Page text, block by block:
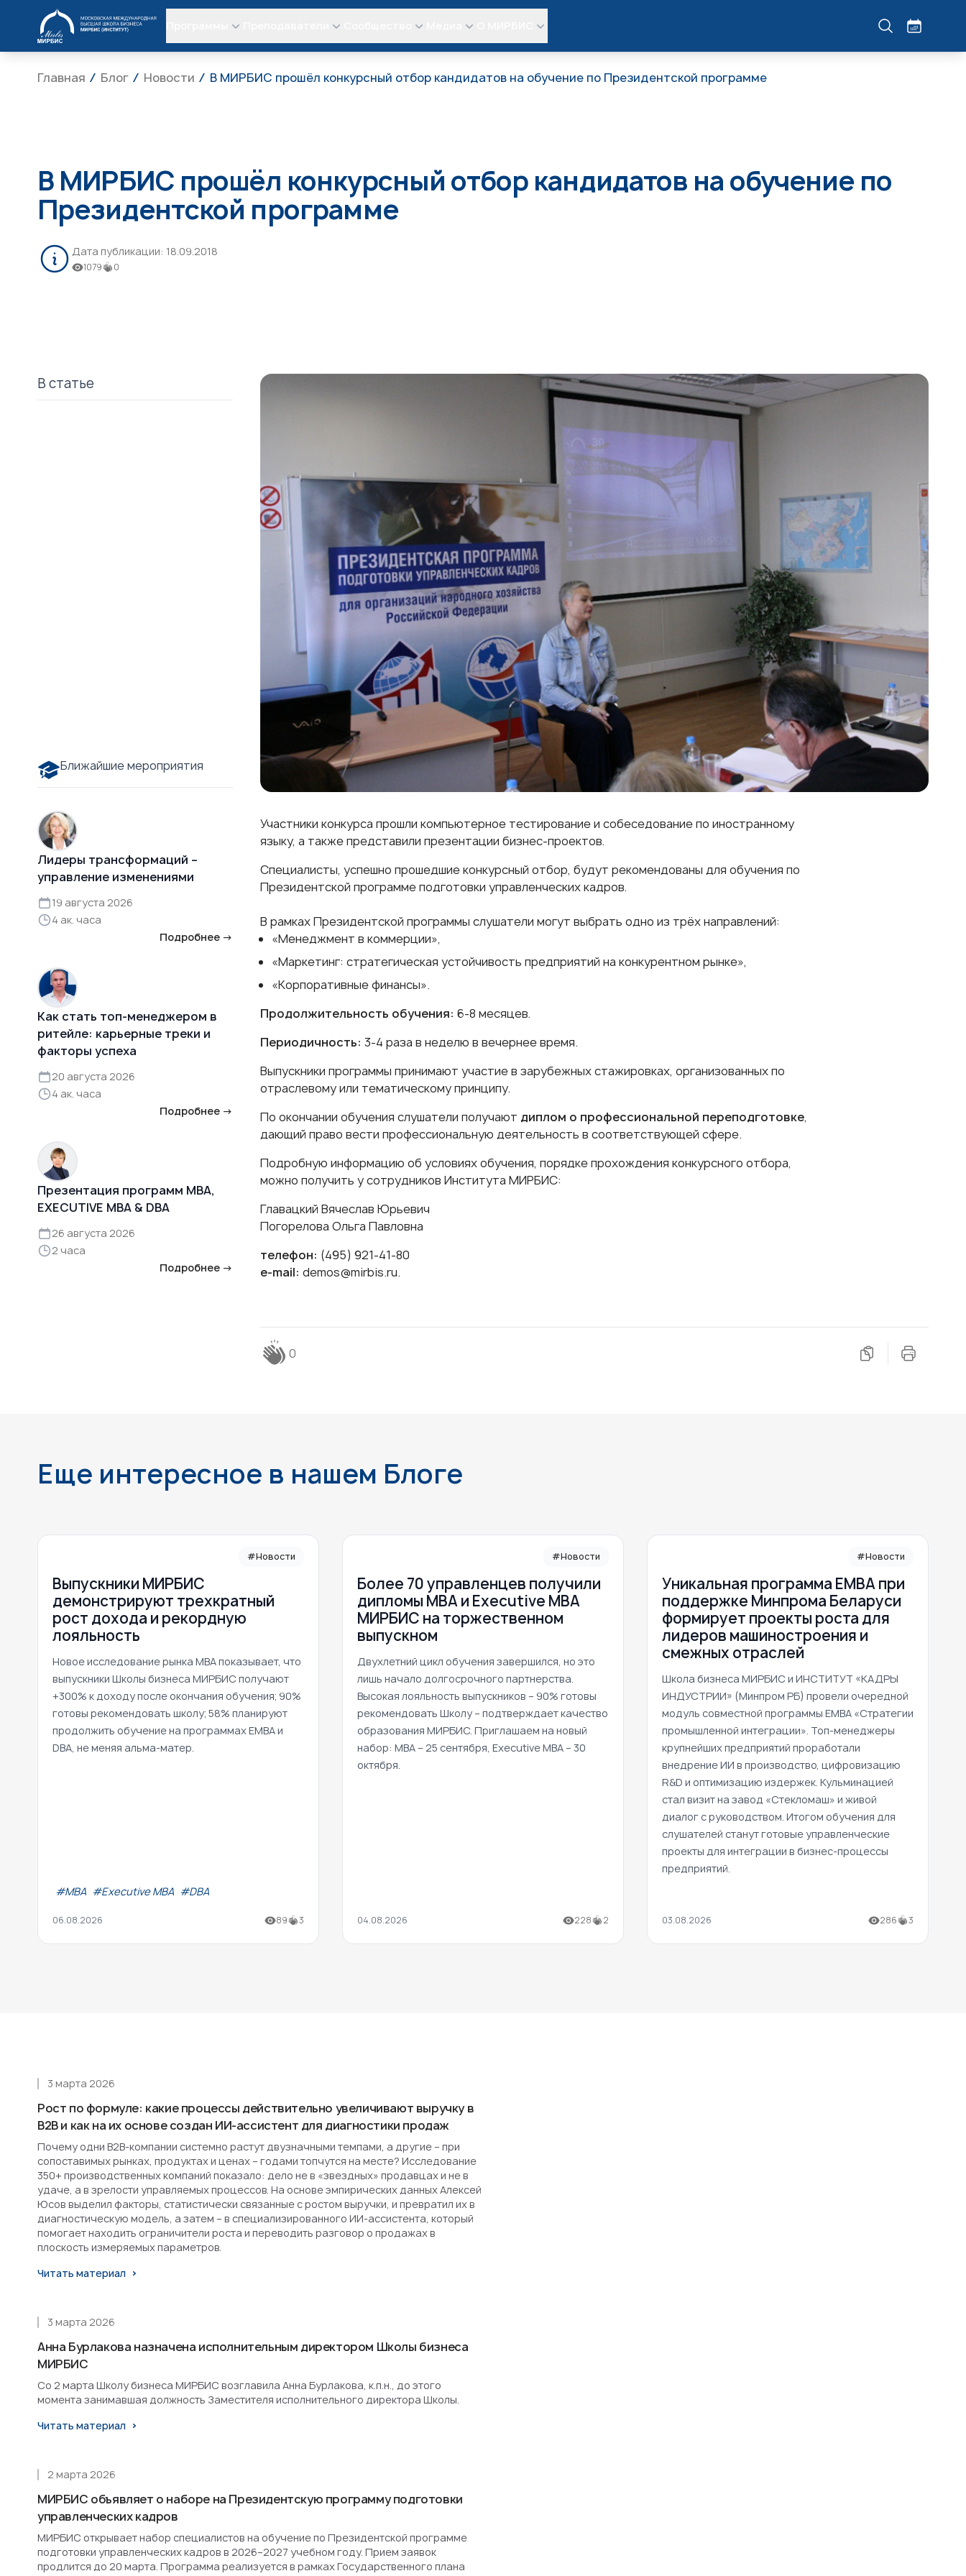
МИРБИС
Главная Блог Новости В МИРБИС прошёл конкурсный отбор кандидатов на обучение по Президентской программе
В МИРБИС прошёл конкурсный отбор кандидатов на обучение по
Президентской программе
Дата публикации: 18.09.2018
1079 0
В статье
Участники конкурса прошли компьютерное тестирование и собеседование по иностранному
языку, а также представили презентации бизнес-проектов.
Специалисты, успешно прошедшие конкурсный отбор, будут рекомендованы для обучения по
Президентской программе подготовки управленческих кадров.
В рамках Президентской программы слушатели могут выбрать одно из трёх направлений:
«Менеджмент в коммерции»,
«Маркетинг: стратегическая устойчивость предприятий на конкурентном рынке»,
«Корпоративные финансы».
Продолжительность обучения: 6-8 месяцев.
Периодичность: 3-4 раза в неделю в вечернее время.
Выпускники программы принимают участие в зарубежных стажировках, организованных по
отраслевому или тематическому принципу.
По окончании обучения слушатели получают диплом о профессиональной переподготовке,
дающий право вести профессиональную деятельность в соответствующей сфере.
Подробную информацию об условиях обучения, порядке прохождения конкурсного отбора,
можно получить у сотрудников Института МИРБИС:
Главацкий Вячеслав Юрьевич
Погорелова Ольга Павловна
телефон: (495) 921-41-80
e-mail: demos@mirbis.ru.
Ближайшие мероприятия
Лидеры трансформаций –
управление изменениями
19 августа 2026
4 ак. часа
Подробнее →
Как стать топ-менеджером в
ритейле: карьерные треки и
факторы успеха
20 августа 2026
4 ак. часа
Подробнее →
Презентация программ MBA,
EXECUTIVE MBA & DBA
26 августа 2026
2 часа
Подробнее →
0
Еще интересное в нашем Блоге
#Новости
Выпускники МИРБИС
демонстрируют трехкратный
рост дохода и рекордную
лояльность
Новое исследование рынка MBA показывает, что
выпускники Школы бизнеса МИРБИС получают
+300% к доходу после окончания обучения; 90%
готовы рекомендовать школу; 58% планируют
продолжить обучение на программах EMBA и
DBA, не меняя альма-матер.
#МВА #Executive MBA #DBA
06.08.2026 89 3
#Новости
Более 70 управленцев получили
дипломы MBA и Executive MBA
МИРБИС на торжественном
выпускном
Двухлетний цикл обучения завершился, но это
лишь начало долгосрочного партнерства.
Высокая лояльность выпускников – 90% готовы
рекомендовать Школу – подтверждает качество
образования МИРБИС. Приглашаем на новый
набор: MBA – 25 сентября, Executive MBA – 30
октября.
04.08.2026 228 2
#Новости
Уникальная программа ЕМВА при
поддержке Минпрома Беларуси
формирует проекты роста для
лидеров машиностроения и
смежных отраслей
Школа бизнеса МИРБИС и ИНСТИТУТ «КАДРЫ
ИНДУСТРИИ» (Минпром РБ) провели очередной
модуль совместной программы EMBA «Стратегии
промышленной интеграции». Топ-менеджеры
крупнейших предприятий проработали
внедрение ИИ в производство, цифровизацию
R&D и оптимизацию издержек. Кульминацией
стал визит на завод «Стекломаш» и живой
диалог с руководством. Итогом обучения для
слушателей станут готовые управленческие
проекты для интеграции в бизнес-процессы
предприятий.
03.08.2026 286 3
Рост по формуле: какие процессы действительно увеличивают выручку в
B2B и как на их основе создан ИИ-ассистент для диагностики продаж
3 марта 2026
Почему одни B2B-компании системно растут двузначными темпами, а другие – при
сопоставимых рынках, продуктах и ценах – годами топчутся на месте? Исследование
350+ производственных компаний показало: дело не в «звездных» продавцах и не в
удаче, а в зрелости управляемых процессов. На основе эмпирических данных Алексей
Юсов выделил факторы, статистически связанные с ростом выручки, и превратил их в
диагностическую модель, а затем – в специализированного ИИ-ассистента, который
помогает находить ограничители роста и переводить разговор о продажах в
плоскость измеряемых параметров.
Читать материал
Анна Бурлакова назначена исполнительным директором Школы бизнеса
МИРБИС
3 марта 2026
Со 2 марта Школу бизнеса МИРБИС возглавила Анна Бурлакова, к.п.н., до этого
момента занимавшая должность Заместителя исполнительного директора Школы.
Читать материал
МИРБИС объявляет о наборе на Президентскую программу подготовки
управленческих кадров
2 марта 2026
МИРБИС открывает набор специалистов на обучение по Президентской программе
подготовки управленческих кадров в 2026–2027 учебном году. Прием заявок
продлится до 20 марта. Программа реализуется в рамках Государственного плана